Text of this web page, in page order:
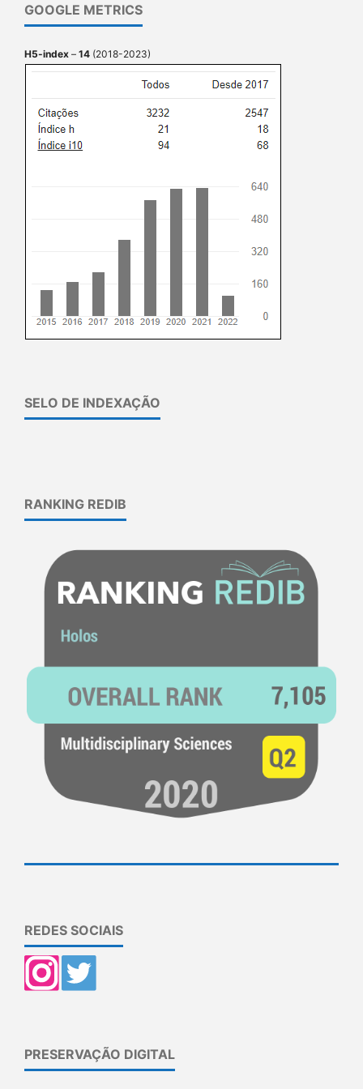
GOOGLE METRICS
H5-index – 14 (2018-2023)
SELO DE INDEXAÇÃO
RANKING REDIB
REDES SOCIAIS
PRESERVAÇÃO DIGITAL